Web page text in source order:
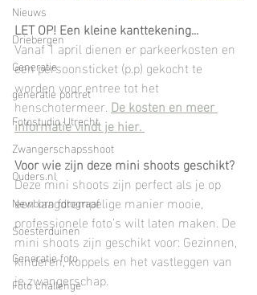
Nieuws
Driebergen
Generatie
generatie portret
Fotostudio Utrecht
Zwangerschapsshoot
Ouders.nl
Newborn fotograaf
Soesterduinen
Generatie foto
Foto challenge
LET OP! Een kleine kanttekening...
Vanaf 1 april dienen er parkeerkosten en
een persoonsticket (p.p) gekocht te
worden voor entree tot het
henschotermeer. De kosten en meer
informatie vindt je hier.
Voor wie zijn deze mini shoots geschikt?
Deze mini shoots zijn perfect als je op
een laagdrempelige manier mooie,
professionele foto’s wilt laten maken. De
mini shoots zijn geschikt voor: Gezinnen,
kinderen, koppels en het vastleggen van
je zwangerschap.